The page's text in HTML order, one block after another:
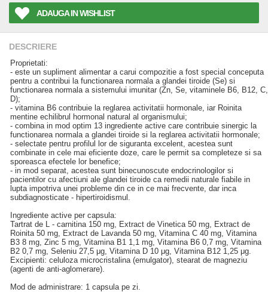
ADAUGA IN WISHLIST
DESCRIERE
Proprietati:
- este un supliment alimentar a carui compozitie a fost special conceputa
pentru a contribui la functionarea normala a glandei tiroide (Se) si
functionarea normala a sistemului imunitar (Zn, Se, vitaminele B6, B12, C,
D);
- vitamina B6 contribuie la reglarea activitatii hormonale, iar Roinita
mentine echilibrul hormonal natural al organismului;
- combina in mod optim 13 ingrediente active care contribuie sinergic la
functionarea normala a glandei tiroide si la reglarea activitatii hormonale;
- selectate pentru profilul lor de siguranta excelent, acestea sunt
combinate in cele mai eficiente doze, care le permit sa completeze si sa
sporeasca efectele lor benefice;
- in mod separat, acestea sunt binecunoscute endocrinologilor si
pacientilor cu afectiuni ale glandei tiroide ca remedii naturale fiabile in
lupta impotriva unei probleme din ce in ce mai frecvente, dar inca
subdiagnosticate - hipertiroidismul.
Ingrediente active per capsula:
Tartrat de L - carnitina 150 mg, Extract de Vinetica 50 mg, Extract de
Roinita 50 mg, Extract de Lavanda 50 mg, Vitamina C 40 mg, Vitamina
B3 8 mg, Zinc 5 mg, Vitamina B1 1,1 mg, Vitamina B6 0,7 mg, Vitamina
B2 0,7 mg, Seleniu 27,5 μg, Vitamina D 10 μg, Vitamina B12 1,25 μg.
Excipienti: celuloza microcristalina (emulgator), stearat de magneziu
(agenti de anti-aglomerare).
Mod de administrare: 1 capsula pe zi.